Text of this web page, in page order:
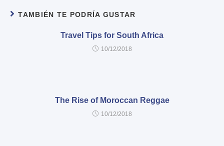
TAMBIÉN TE PODRÍA GUSTAR
Travel Tips for South Africa
10/12/2018
The Rise of Moroccan Reggae
10/12/2018